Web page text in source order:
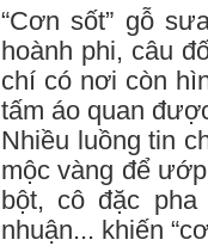
“Cơn sốt” gỗ
hoành phi, câu
chí có nơi còn
tấm áo quan
Nhiều luồng tin
mộc vàng để
bột, cô đặc
nhuận... khiến